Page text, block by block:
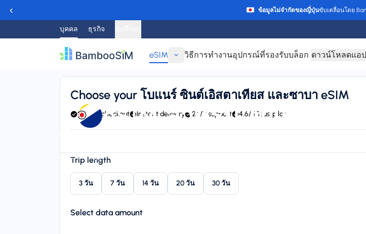
‹ ข้อมูลไม่จำกัดของญี่ปุ่นขับเคลื่อนโดย
บุคคล ธุรกิจ
eSIM วิธีการทำงานอุปกรณ์ที่รองรับบล็อก ดาวน์โหลดแอป
eSIM สำหรับ โบแนร์ ซิน
Starting price
$8.95
Choose your โบแนร์ ซินต์เอิสตาเทียส และซาบา eSIM
Secure checkout Instant delivery 24/7 support 4.6/5 Trustpilot
Trip length
3 วัน 7 วัน 14 วัน 20 วัน 30 วัน
Select data amount